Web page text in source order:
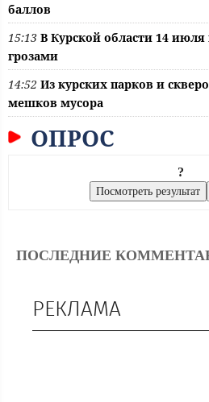
баллов
15:13 В Курской области 14
грозами
14:52 Из курских парков и
мешков мусора
ОПРОС
?
ПОСЛЕДНИЕ
РЕКЛАМА